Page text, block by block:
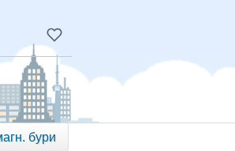
бури